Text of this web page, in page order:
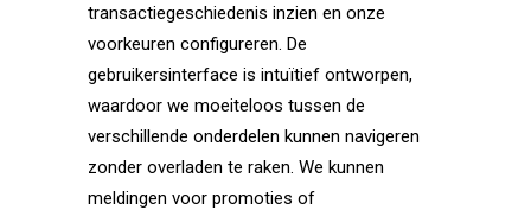
transactiegeschiedenis inzien en onze
voorkeuren configureren. De
gebruikersinterface is intuïtief ontworpen,
waardoor we moeiteloos tussen de
verschillende onderdelen kunnen navigeren
zonder overladen te raken. We kunnen
meldingen voor promoties of